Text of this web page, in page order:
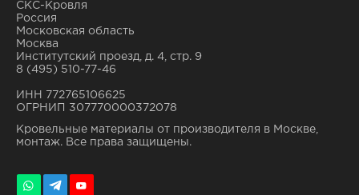
СКС-Кровля
Россия
Московская область
Москва
Институтский проезд, д. 4, стр. 9
8 (495) 510-77-46
ИНН 772765106625
ОГРНИП 307770000372078
Кровельные материалы от производителя в Москве,
монтаж. Все права защищены.